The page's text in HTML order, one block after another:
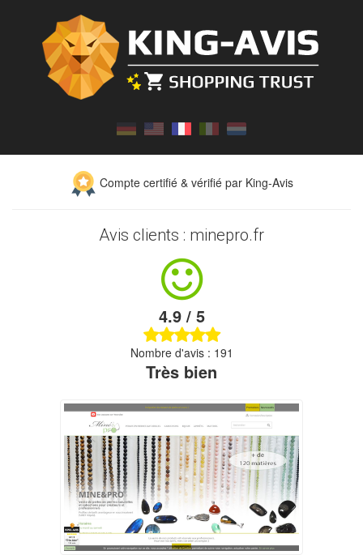
Compte certifié & vérifié par King-Avis
Avis clients : minepro.fr
4.9 / 5
Nombre d'avis : 191
Très bien